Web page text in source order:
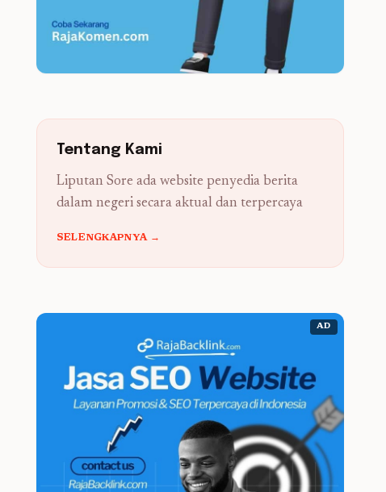
Tentang Kami
Liputan Sore ada website penyedia berita
dalam negeri secara aktual dan terpercaya
SELENGKAPNYA →
AD